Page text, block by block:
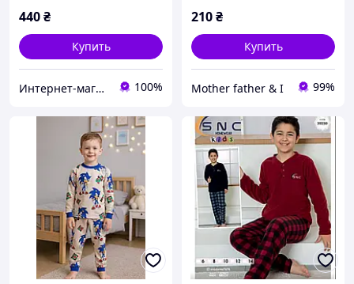
440₴
Купить
Интернет-магазин "Детки" 100%
210₴
Купить
Mother father & I 99%